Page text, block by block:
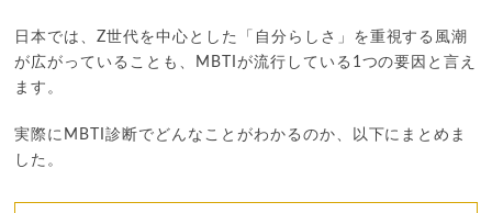
日本では、Z世代を中心とした「自分らしさ」を重視する風潮
が広がっていることも、MBTIが流行している1つの要因と言え
ます。
実際にMBTI診断でどんなことがわかるのか、以下にまとめま
した。